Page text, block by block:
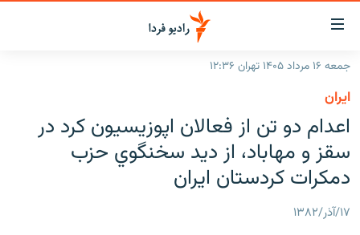
لینک‌های
قابلیت
دسترسی
بازگشت
اصلی
رفتن
صفحه
ایران
جهان
رادیو
جمعه ۱۶ مرداد ۱۴۰۵ تهران ۱۲:۳۶
ايران
اعدام دو تن از فعالان اپوزيسيون کرد در
سقز و مهاباد، از ديد سخنگوي حزب
دمکرات کردستان ايران
۱۷/آذر/۱۳۸۲